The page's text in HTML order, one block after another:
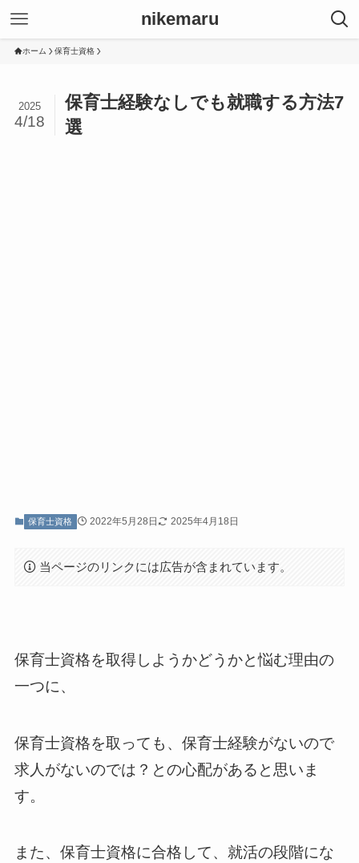
nikemaru
ホーム 保育士資格
保育士経験なしでも就職する方法7
選
2025
4/18
保育士資格 2022年5月28日 2025年4月18日
当ページのリンクには広告が含まれています。
保育士資格を取得しようかどうかと悩む理由の
一つに、
保育士資格を取っても、保育士経験がないので
求人がないのでは？との心配があると思いま
す。
また、保育士資格に合格して、就活の段階にな